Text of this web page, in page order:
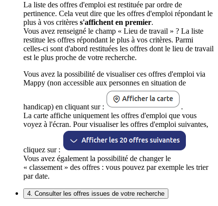
La liste des offres d'emploi est restituée par ordre de
pertinence. Cela veut dire que les offres d'emploi répondant le
plus à vos critères s'affichent en premier.
Vous avez renseigné le champ « Lieu de travail » ? La liste
restitue les offres répondant le plus à vos critères. Parmi
celles-ci sont d'abord restituées les offres dont le lieu de travail
est le plus proche de votre recherche.
Vous avez la possibilité de visualiser ces offres d'emploi via
Mappy (non accessible aux personnes en situation de
handicap) en cliquant sur :
.
La carte affiche uniquement les offres d'emploi que vous
voyez à l'écran. Pour visualiser les offres d'emploi suivantes,
cliquez sur :
Vous avez également la possibilité de changer le
« classement » des offres : vous pouvez par exemple les trier
par date.
4. Consulter les offres issues de votre recherche